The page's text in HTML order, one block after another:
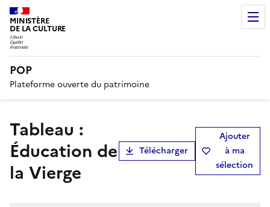
MINISTÈRE
DE LA CULTURE
POP
Plateforme ouverte du patrimoine
Tableau :
Éducation de
la Vierge
Télécharger
Ajouter
à ma
sélection